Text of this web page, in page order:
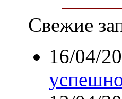
Свежие
16/04/